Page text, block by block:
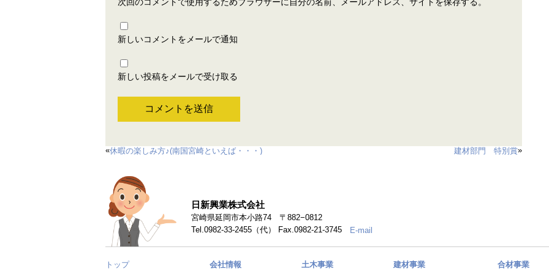
新しいコメントをメールで通知
新しい投稿をメールで受け取る
«休暇の楽しみ方♪(南国宮崎といえば・・・) 建材部門 特別賞»
日新興業株式会社
宮崎県延岡市本小路74 〒882−0812
Tel.0982-33-2455（代） Fax.0982-21-3745 E-mail
トップ 会社情報 土木事業 建材事業 合材事業